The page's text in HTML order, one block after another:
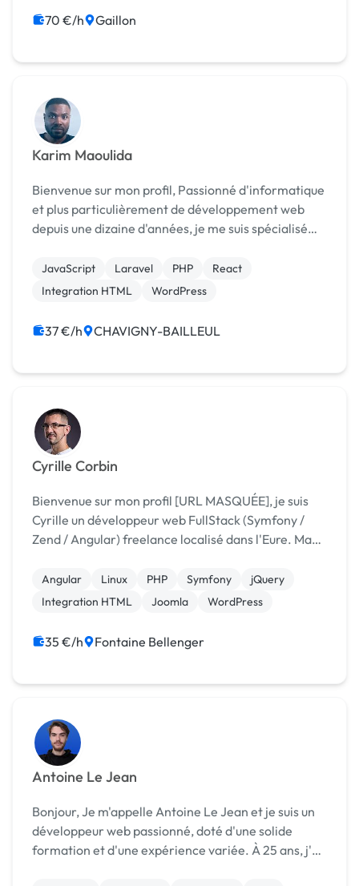
70 €/h Gaillon
Karim Maoulida
Bienvenue sur mon profil, Passionné d'informatique
et plus particulièrement de développement web
depuis une dizaine d'années, je me suis spécialisé
d’expérience dans le domaine du web, j’ai pu ac...
JavaScript Laravel PHP
React
Integration HTML
WordPress
37 €/h CHAVIGNY-BAILLEUL
Cyrille Corbin
Bienvenue sur mon profil [URL MASQUÉE], je suis
Cyrille un développeur web FullStack (Symfony /
Zend / Angular) freelance localisé dans l'Eure. Ma
apprendre toujours plus m'ont permit d'en faire m...
Angular Linux PHP Symfony
jQuery
Integration HTML
Joomla WordPress
35 €/h Fontaine Bellenger
Antoine Le Jean
Bonjour, Je m'appelle Antoine Le Jean et je suis un
développeur web passionné, doté d'une solide
formation et d'une expérience variée. À 25 ans, j'ai